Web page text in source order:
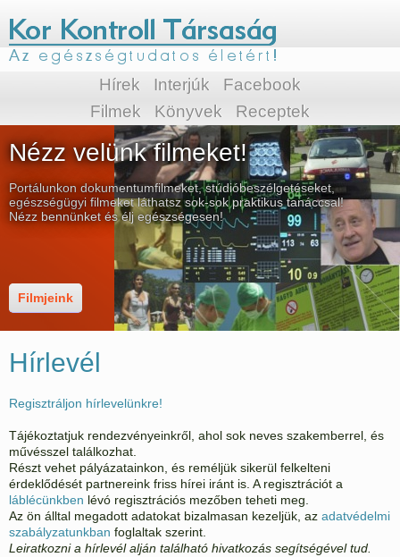
Hírek Interjúk
Facebook
Filmek
Könyvek Receptek
Nézz velünk filmeket!
Portálunkon dokumentumfilmeket, stúdióbeszélgetéseket,
egészségügyi filmeket láthatsz sok-sok praktikus tanáccsal!
Nézz bennünket és élj egészségesen!
Filmjeink
Hírlevél
Regisztráljon hírlevelünkre!
Tájékoztatjuk rendezvényeinkről, ahol sok neves szakemberrel, és
művésszel találkozhat.
Részt vehet pályázatainkon, és reméljük sikerül felkelteni
érdeklődését partnereink friss hírei iránt is. A regisztrációt a
láblécünkben lévó regisztrációs mezőben teheti meg.
Az ön álltal megadott adatokat bizalmasan kezeljük, az adatvédelmi
szabályzatunkban foglaltak szerint.
Leiratkozni a hírlevél alján található hivatkozás segítségével tud.